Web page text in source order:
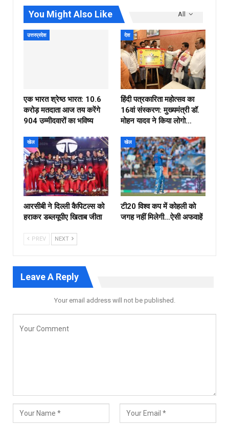
All
You Might Also Like
उत्तरप्रदेश
एक भारत श्रेष्ठ भारत: 10.6
करोड़ मतदाता आज तय करेंगे
904 उम्मीदवारों का भविष्य
देश
हिंदी पत्रकारिता महोत्सव का
16वां संस्करण: मुख्यमंत्री डॉ.
मोहन यादव ने किया लोगो…
खेल
आरसीबी ने दिल्ली कैपिटल्स को
हराकर डब्लयूपीए खिताब जीता
खेल
टी20 विश्व कप में कोहली को
जगह नहीं मिलेगी…ऐसी अफवाहें
PREV NEXT
Leave A Reply
Your email address will not be published.